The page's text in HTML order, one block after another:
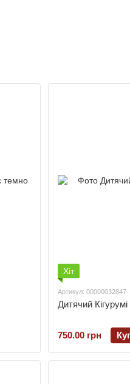
Хіт
Артикул: 00000032847
Дитячий
750.00 грн